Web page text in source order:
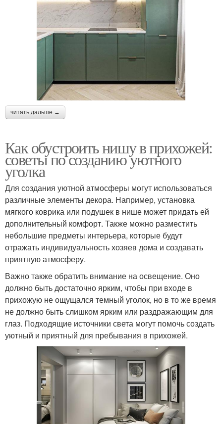
читать дальше →
Как обустроить нишу в прихожей:
советы по созданию уютного
уголка
Для создания уютной атмосферы могут использоваться
различные элементы декора. Например, установка
мягкого коврика или подушек в нише может придать ей
дополнительный комфорт. Также можно разместить
небольшие предметы интерьера, которые будут
отражать индивидуальность хозяев дома и создавать
приятную атмосферу.
Важно также обратить внимание на освещение. Оно
должно быть достаточно ярким, чтобы при входе в
прихожую не ощущался темный уголок, но в то же время
не должно быть слишком ярким или раздражающим для
глаз. Подходящие источники света могут помочь создать
уютный и приятный для пребывания в прихожей.